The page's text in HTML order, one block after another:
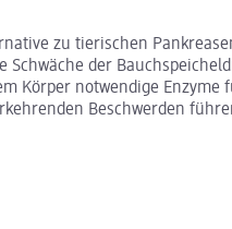
zu tierischen
Schwäche der
Körper notwendige Enzyme
Beschwerden